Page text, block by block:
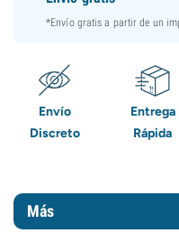
*Envío gratis a partir de un
Envío
Discreto
Entrega
Rápida
Más